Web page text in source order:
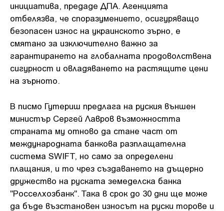
инициатива, предаде ДПА. Агенцията
отбелязва, че споразумението, осигуряващо
безопасен износ на украинското зърно, е
смятано за изключително важно за
гарантирането на глобалната продоволствена
сигурност и овладяването на растящите цени
на зърното.
В писмо Гутериш предлага на руския външен
министър Сергей Лавров възможността
страната му отново да стане част от
международната банкова разплащателна
система SWIFT, но само за определени
плащания, и то чрез създаването на дъщерно
дружество на руската земеделска банка
"Росселхозбанк". Така в срок до 30 дни ще може
да бъде възстановен износът на руски торове и